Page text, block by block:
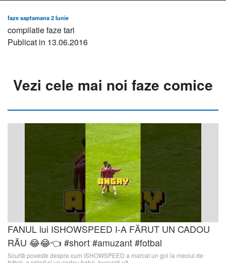
faze saptamana 2 Iunie
compilatie faze tari
Publicat in 13.06.2016
Vezi cele mai noi faze comice
FANUL lui ISHOWSPEED I-A FĂRUT UN CADOU
RĂU 😂😂👈 #short #amuzant #fotbal
Scurtă poveste despre cum ISHOWSPEED a marcat un gol la meciul de